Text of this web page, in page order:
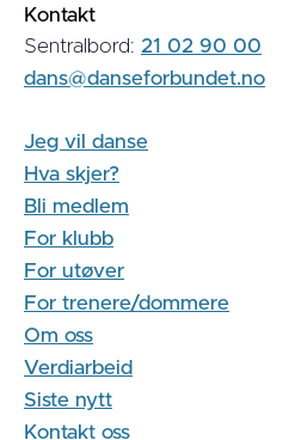
Kontakt
Sentralbord: 21 02 90 00
dans@danseforbundet.no
Jeg vil danse
Hva skjer?
Bli medlem
For klubb
For utøver
For trenere/dommere
Om oss
Verdiarbeid
Siste nytt
Kontakt oss